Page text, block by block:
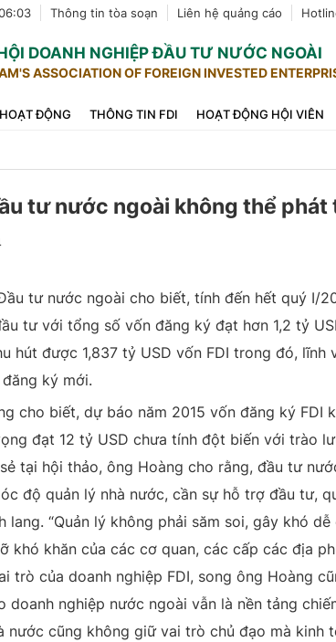
Thông tin tòa soạn Liên hệ quảng cáo
DOANH NGHIỆP ĐẦU TƯ NƯỚC NGOÀI
ASSOCIATION OF FOREIGN INVESTED
HOẠT ĐỘNG THÔNG TIN FDI HOẠT ĐỘNG HỘI VIÊN
tư nước ngoài không thể phát
tư nước ngoài cho biết, tính đến hết quý I/
tư với tổng số vốn đăng ký đạt hơn 1,2 tỷ
hút được 1,837 tỷ USD vốn FDI trong đó,
ký mới.
cho biết, dự báo năm 2015 vốn đăng ký FDI
đạt 12 tỷ USD chưa tính đột biến với trào
tại hội thảo, ông Hoàng cho rằng, đầu tư
độ quản lý nhà nước, cần sự hỗ trợ đầu tư,
lang. “Quản lý không phải săm soi, gây khó
khó khăn của các cơ quan, các cấp các địa
trò của doanh nghiệp FDI, song ông Hoàng
doanh nghiệp nước ngoài vẫn là nền tảng
nước cũng không giữ vai trò chủ đạo mà kinh